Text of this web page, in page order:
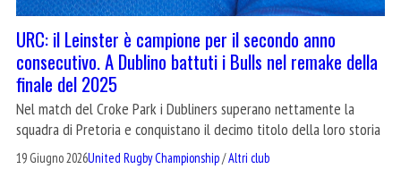
URC: il Leinster è campione per il secondo anno
consecutivo. A Dublino battuti i Bulls nel remake della
finale del 2025
Nel match del Croke Park i Dubliners superano nettamente la
squadra di Pretoria e conquistano il decimo titolo della loro storia
19 Giugno 2026United Rugby Championship/Altri club